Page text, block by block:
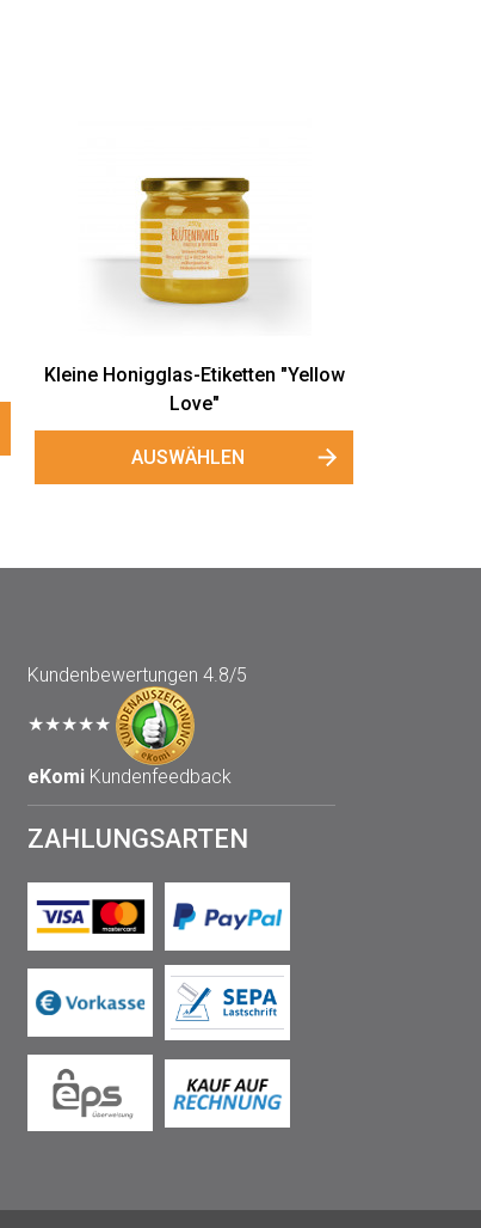
Kleine Honigglas-Etiketten "Yellow
Love"
AUSWÄHLEN
Kundenbewertungen 4.8/5
★★★★★
eKomiKundenfeedback
ZAHLUNGSARTEN